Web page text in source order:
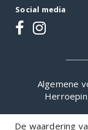
Social media
Algemene
De waardering